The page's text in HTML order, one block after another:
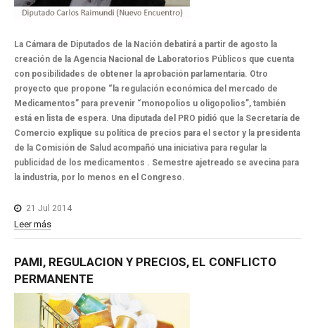
La Cámara de Diputados de la Nación debatirá a partir de agosto la
creación de la Agencia Nacional de Laboratorios Públicos que cuenta
con posibilidades de obtener la aprobación parlamentaria. Otro
proyecto que propone “la regulación económica del mercado de
Medicamentos” para prevenir “monopolios u oligopolios”, también
está en lista de espera. Una diputada del PRO pidió que la Secretaría de
Comercio explique su política de precios para el sector y la presidenta
de la Comisión de Salud acompañó una iniciativa para regular la
publicidad de los medicamentos . Semestre ajetreado se avecina para
la industria, por lo menos en el Congreso.
21 Jul 2014
Leer más
PAMI, REGULACION Y PRECIOS, EL CONFLICTO
PERMANENTE